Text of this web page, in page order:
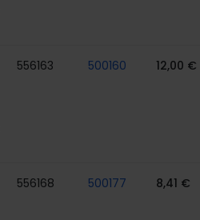
556163 500160 12,00 €
556168 500177 8,41 €